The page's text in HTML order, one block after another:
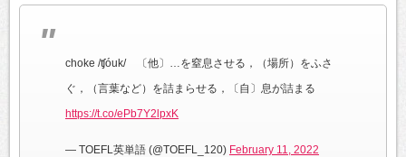
choke /ʧóuk/ 〔他〕…を窒息させる，（場所）をふさ
ぐ，（言葉など）を詰まらせる，〔自〕息が詰まる
https://t.co/ePb7Y2lpxK
— TOEFL英単語 (@TOEFL_120) February 11, 2022